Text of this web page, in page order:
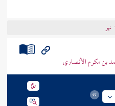
نهر
بن مكرم الأنصاري